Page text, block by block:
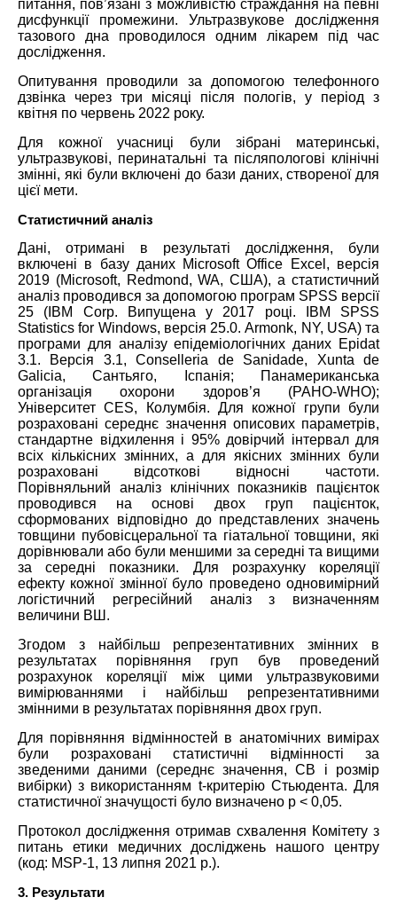
питання, пов’язані з можливістю страждання на певні
дисфункції промежини. Ультразвукове дослідження
тазового дна проводилося одним лікарем під час
дослідження.
Опитування проводили за допомогою телефонного
дзвінка через три місяці після пологів, у період з
квітня по червень 2022 року.
Для кожної учасниці були зібрані материнські,
ультразвукові, перинатальні та післяпологові клінічні
змінні, які були включені до бази даних, створеної для
цієї мети.
Статистичний аналіз
Дані, отримані в результаті дослідження, були
включені в базу даних Microsoft Office Excel, версія
2019 (Microsoft, Redmond, WA, США), а статистичний
аналіз проводився за допомогою програм SPSS версії
25 (IBM Corp. Випущена у 2017 році. IBM SPSS
Statistics for Windows, версія 25.0. Armonk, NY, USA) та
програми для аналізу епідеміологічних даних Epidat
3.1. Версія 3.1, Conselleria de Sanidade, Xunta de
Galicia, Сантьяго, Іспанія; Панамериканська
організація охорони здоров’я (PAHO-WHO);
Університет CES, Колумбія. Для кожної групи були
розраховані середнє значення описових параметрів,
стандартне відхилення і 95% довірчий інтервал для
всіх кількісних змінних, а для якісних змінних були
розраховані відсоткові відносні частоти.
Порівняльний аналіз клінічних показників пацієнток
проводився на основі двох груп пацієнток,
сформованих відповідно до представлених значень
товщини пубовісцеральної та гіатальної товщини, які
дорівнювали або були меншими за середні та вищими
за середні показники. Для розрахунку кореляції
ефекту кожної змінної було проведено одновимірний
логістичний регресійний аналіз з визначенням
величини ВШ.
Згодом з найбільш репрезентативних змінних в
результатах порівняння груп був проведений
розрахунок кореляції між цими ультразвуковими
вимірюваннями і найбільш репрезентативними
змінними в результатах порівняння двох груп.
Для порівняння відмінностей в анатомічних вимірах
були розраховані статистичні відмінності за
зведеними даними (середнє значення, СВ і розмір
вибірки) з використанням t-критерію Стьюдента. Для
статистичної значущості було визначено р < 0,05.
Протокол дослідження отримав схвалення Комітету з
питань етики медичних досліджень нашого центру
(код: MSP-1, 13 липня 2021 р.).
3. Результати